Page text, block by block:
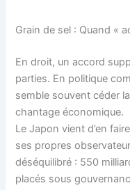
Grain de sel : Quand «
En droit, un accord
parties. En politique
semble souvent céder
chantage économique.
Le Japon vient d’en
ses propres
déséquilibré : 550
placés sous